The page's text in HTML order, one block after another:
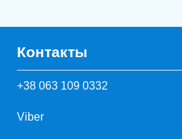
Контакты
+38 063 109 0332
Viber